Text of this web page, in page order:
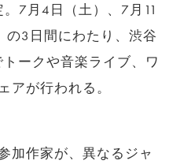
。7月4日（土）、7月11
の3日間にわたり、渋谷
ークや音楽ライブ、ワ
アが行われる。
加作家が、異なるジャ